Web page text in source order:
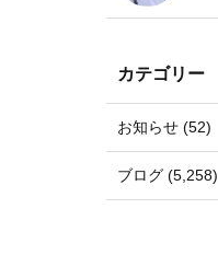
カテゴリー
お知らせ (52)
ブログ (5,258)